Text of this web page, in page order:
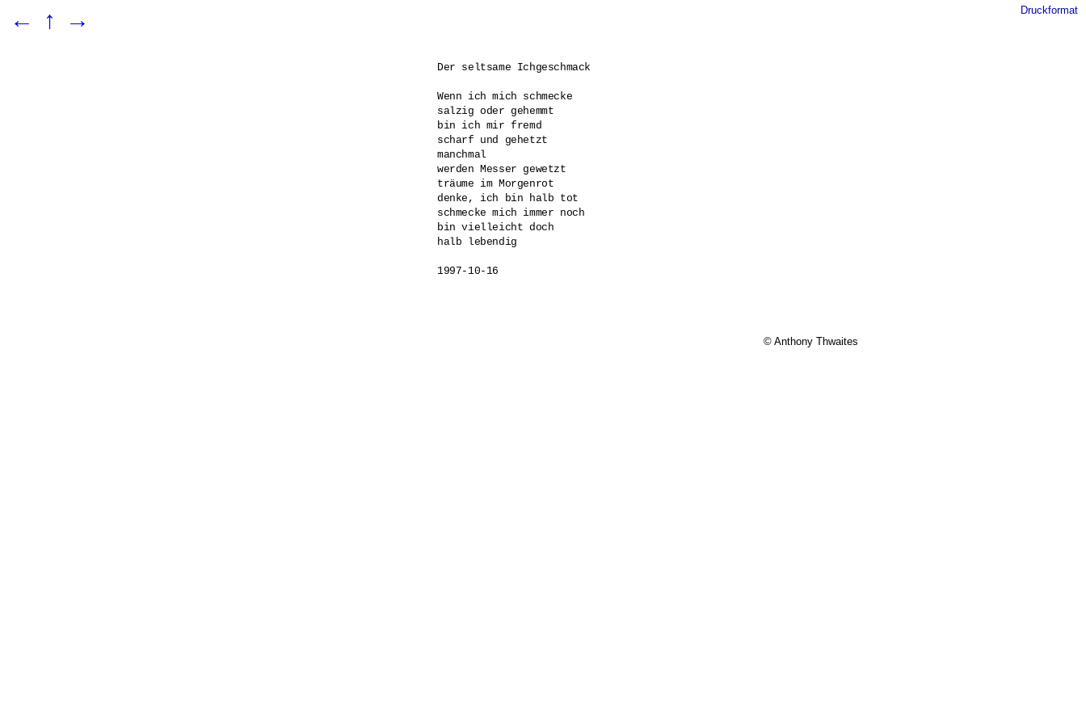
← ↑ → Druckformat
Der seltsame Ichgeschmack
Wenn ich mich schmecke
salzig oder gehemmt
bin ich mir fremd
scharf und gehetzt
manchmal
werden Messer gewetzt
träume im Morgenrot
denke, ich bin halb tot
schmecke mich immer noch
bin vielleicht doch
halb lebendig
1997-10-16
© Anthony Thwaites